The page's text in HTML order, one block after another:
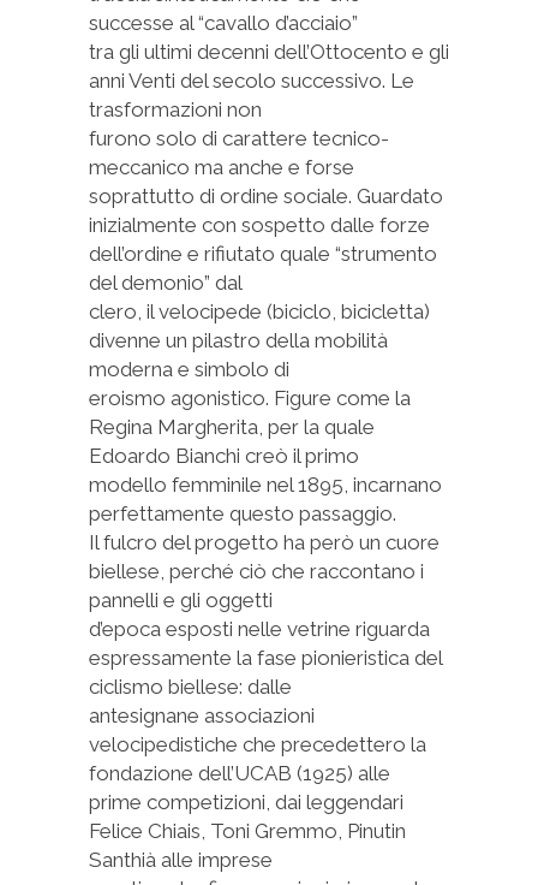
successe al “cavallo d’acciaio”
tra gli ultimi decenni dell’Ottocento e gli
anni Venti del secolo successivo. Le
trasformazioni non
furono solo di carattere tecnico-
meccanico ma anche e forse
soprattutto di ordine sociale. Guardato
inizialmente con sospetto dalle forze
dell’ordine e rifiutato quale “strumento
del demonio” dal
clero, il velocipede (biciclo, bicicletta)
divenne un pilastro della mobilità
moderna e simbolo di
eroismo agonistico. Figure come la
Regina Margherita, per la quale
Edoardo Bianchi creò il primo
modello femminile nel 1895, incarnano
perfettamente questo passaggio.
Il fulcro del progetto ha però un cuore
biellese, perché ciò che raccontano i
pannelli e gli oggetti
d’epoca esposti nelle vetrine riguarda
espressamente la fase pionieristica del
ciclismo biellese: dalle
antesignane associazioni
velocipedistiche che precedettero la
fondazione dell’UCAB (1925) alle
prime competizioni, dai leggendari
Felice Chiais, Toni Gremmo, Pinutin
Santhià alle imprese